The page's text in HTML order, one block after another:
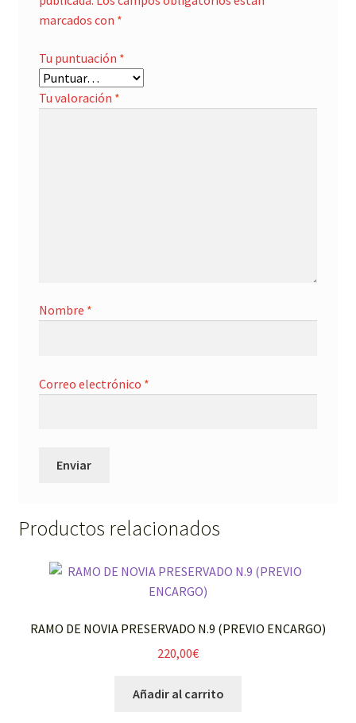
marcados con *
Tu puntuación *
Tu valoración *
Nombre *
Correo electrónico *
Productos relacionados
RAMO DE NOVIA PRESERVADO N.9 (PREVIO ENCARGO)
220,00€
Añadir al carrito